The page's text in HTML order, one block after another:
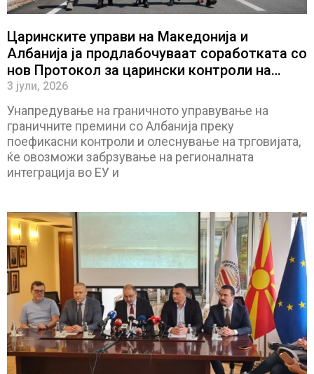
Царинските управи на Македонија и
Албанија ја продлабочуваат соработката со
нов Протокол за царински контроли на
заедничките гранични премини
3 јули, 2026
Унапредување на граничното управување на
граничните премини со Албанија преку
поефикасни контроли и олеснување на трговијата,
ќе овозможи забрзување на регионалната
интеграција во ЕУ и